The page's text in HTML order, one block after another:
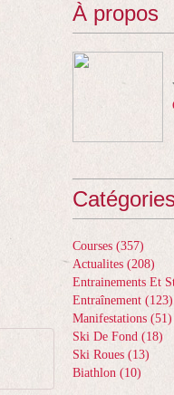
À propos
Courses (357)
Actualites (208)
Entrainements Et
Entraînement (123)
Manifestations (51)
Ski De Fond (18)
Ski Roues (13)
Biathlon (10)